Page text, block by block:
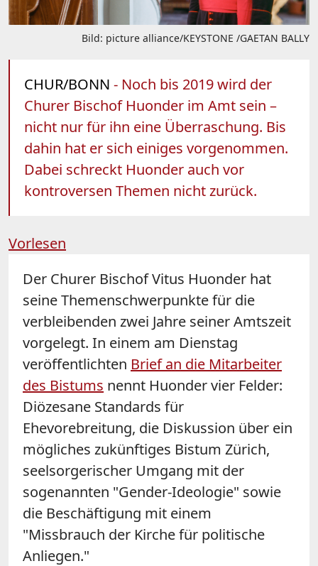
Bild: picture alliance/KEYSTONE /GAETAN BALLY
CHUR/BONN - Noch bis 2019 wird der
Churer Bischof Huonder im Amt sein –
nicht nur für ihn eine Überraschung. Bis
dahin hat er sich einiges vorgenommen.
Dabei schreckt Huonder auch vor
kontroversen Themen nicht zurück.
Vorlesen
Der Churer Bischof Vitus Huonder hat
seine Themenschwerpunkte für die
verbleibenden zwei Jahre seiner Amtszeit
vorgelegt. In einem am Dienstag
veröffentlichten Brief an die Mitarbeiter
des Bistums nennt Huonder vier Felder:
Diözesane Standards für
Ehevorebreitung, die Diskussion über ein
mögliches zukünftiges Bistum Zürich,
seelsorgerischer Umgang mit der
sogenannten "Gender-Ideologie" sowie
die Beschäftigung mit einem
"Missbrauch der Kirche für politische
Anliegen."